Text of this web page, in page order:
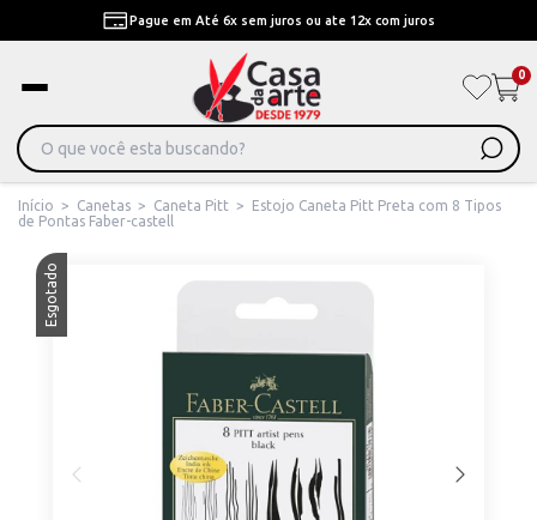
Pague em Até 6x sem juros ou ate 12x com juros
0
Início > Canetas > Caneta Pitt >
Estojo Caneta Pitt Preta com 8 Tipos
de Pontas Faber-castell
Esgotado